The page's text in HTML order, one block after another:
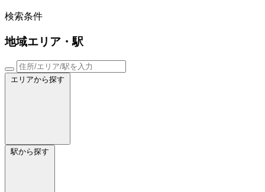
検索条件
地域エリア・駅
エリアから探す
駅から探す